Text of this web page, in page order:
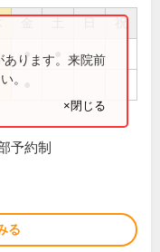
祝
●
あります。来院前
。
×閉じる
予約制
る